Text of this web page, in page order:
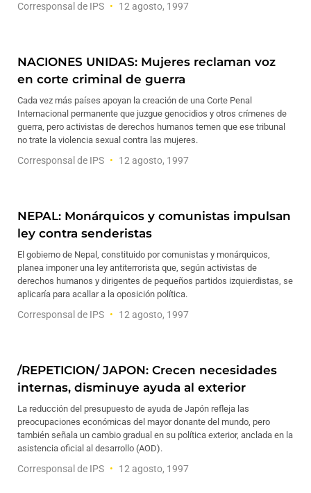
Corresponsal de IPS 12 agosto, 1997
NACIONES UNIDAS: Mujeres reclaman voz
en corte criminal de guerra
Cada vez más países apoyan la creación de una Corte Penal
Internacional permanente que juzgue genocidios y otros crímenes de
guerra, pero activistas de derechos humanos temen que ese tribunal
no trate la violencia sexual contra las mujeres.
Corresponsal de IPS 12 agosto, 1997
NEPAL: Monárquicos y comunistas impulsan
ley contra senderistas
El gobierno de Nepal, constituido por comunistas y monárquicos,
planea imponer una ley antiterrorista que, según activistas de
derechos humanos y dirigentes de pequeños partidos izquierdistas, se
aplicaría para acallar a la oposición política.
Corresponsal de IPS 12 agosto, 1997
/REPETICION/ JAPON: Crecen necesidades
internas, disminuye ayuda al exterior
La reducción del presupuesto de ayuda de Japón refleja las
preocupaciones económicas del mayor donante del mundo, pero
también señala un cambio gradual en su política exterior, anclada en la
asistencia oficial al desarrollo (AOD).
Corresponsal de IPS 12 agosto, 1997